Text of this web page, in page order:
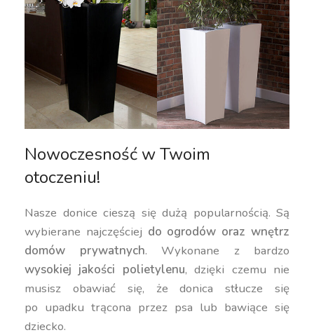
Nowoczesność w Twoim
otoczeniu!
Nasze donice cieszą się dużą popularnością. Są
wybierane najczęściej do ogrodów oraz wnętrz
domów prywatnych. Wykonane z bardzo
wysokiej jakości polietylenu, dzięki czemu nie
musisz obawiać się, że donica stłucze się
po upadku trącona przez psa lub bawiące się
dziecko.